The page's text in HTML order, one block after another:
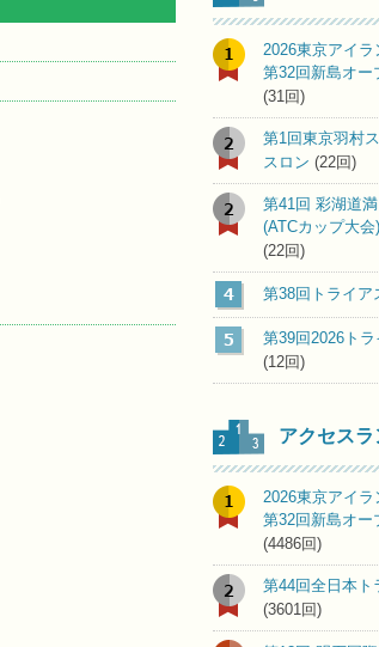
1
2026東京アイ
第32回新島オー
(31回)
2
第1回東京羽村
スロン (22回)
2
第41回 彩湖道
(ATCカップ大会)
(22回)
4 第38回トライア
5
第39回2026ト
(12回)
アクセス
1
2026東京アイ
第32回新島オー
(4486回)
2
第44回全日本ト
(3601回)